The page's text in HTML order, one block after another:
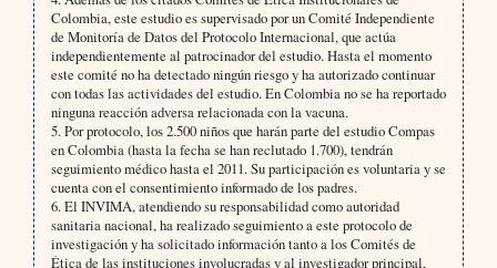
Colombia, este estudio es supervisado por un Comité Independiente
de Monitoría de Datos del Protocolo Internacional, que actúa
independientemente al patrocinador del estudio. Hasta el momento
este comité no ha detectado ningún riesgo y ha autorizado continuar
con todas las actividades del estudio. En Colombia no se ha reportado
ninguna reacción adversa relacionada con la vacuna.
5. Por protocolo, los 2.500 niños que harán parte del estudio Compas
en Colombia (hasta la fecha se han reclutado 1.700), tendrán
seguimiento médico hasta el 2011. Su participación es voluntaria y se
cuenta con el consentimiento informado de los padres.
6. El INVIMA, atendiendo su responsabilidad como autoridad
sanitaria nacional, ha realizado seguimiento a este protocolo de
investigación y ha solicitado información tanto a los Comités de
Ética de las instituciones involucradas y al investigador principal,